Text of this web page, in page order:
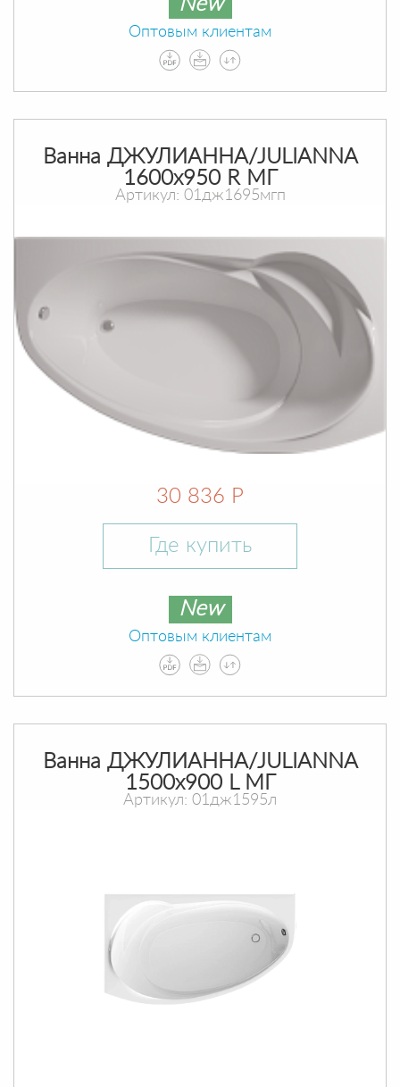
New
Оптовым клиентам
Ванна ДЖУЛИАННА/JULIANNA
1600х950 R МГ
Артикул: 01дж1695мгп
30 836 Р
Где купить
New
Оптовым клиентам
Ванна ДЖУЛИАННА/JULIANNA
1500х900 L МГ
Артикул: 01дж1595л